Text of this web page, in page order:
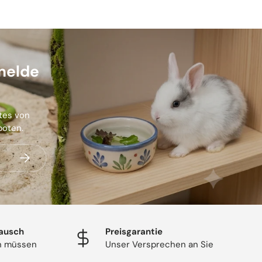
von
Abonnieren
müssen
Preisgarantie
Unser Versprechen an Sie